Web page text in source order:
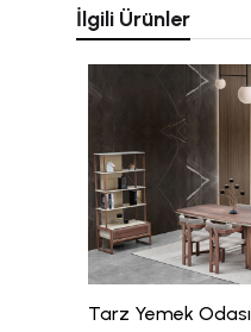
İlgili Ürünler
Tarz Yemek Odası